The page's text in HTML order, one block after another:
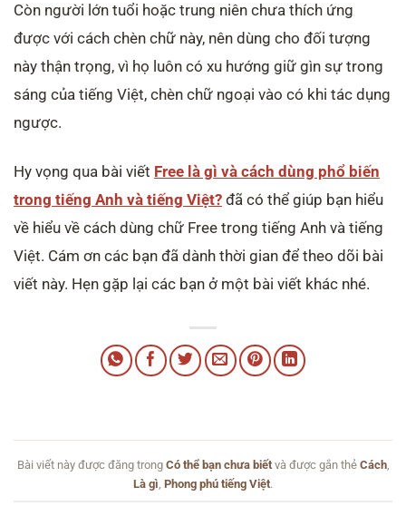
Còn người lớn tuổi hoặc trung niên chưa thích ứng
được với cách chèn chữ này, nên dùng cho đối tượng
này thận trọng, vì họ luôn có xu hướng giữ gìn sự trong
sáng của tiếng Việt, chèn chữ ngoại vào có khi tác dụng
ngược.
Hy vọng qua bài viết Free là gì và cách dùng phổ biến
trong tiếng Anh và tiếng Việt? đã có thể giúp bạn hiểu
về hiểu về cách dùng chữ Free trong tiếng Anh và tiếng
Việt. Cám ơn các bạn đã dành thời gian để theo dõi bài
viết này. Hẹn gặp lại các bạn ở một bài viết khác nhé.
Bài viết này được đăng trong Có thể bạn chưa biếtvà được gắn thẻ Cách,
Là gì, Phong phú tiếng Việt.